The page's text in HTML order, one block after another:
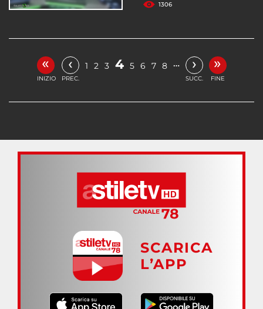
1306
«
INIZIO
‹
PREC.
1 2 3 4 5 6 7 8 … ›
SUCC.
»
FINE
SCARICA
L’APP